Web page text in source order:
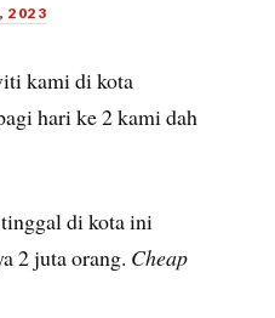
2023
kami di kota
hari ke 2 kami dah
di kota ini
2 juta orang. Cheap